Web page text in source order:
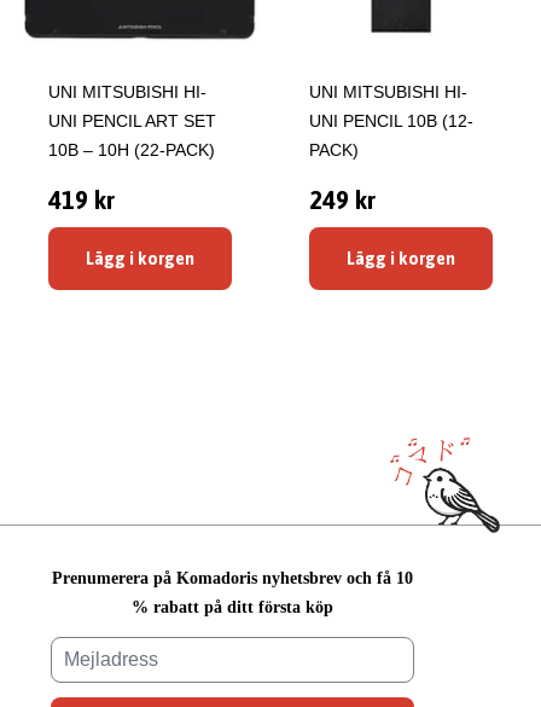
UNI MITSUBISHI HI-
UNI PENCIL ART SET
10B – 10H (22-PACK)
419 kr
Lägg i korgen
UNI MITSUBISHI HI-
UNI PENCIL 10B (12-
PACK)
249 kr
Lägg i korgen
Prenumerera på Komadoris nyhetsbrev och få 10
% rabatt på ditt första köp